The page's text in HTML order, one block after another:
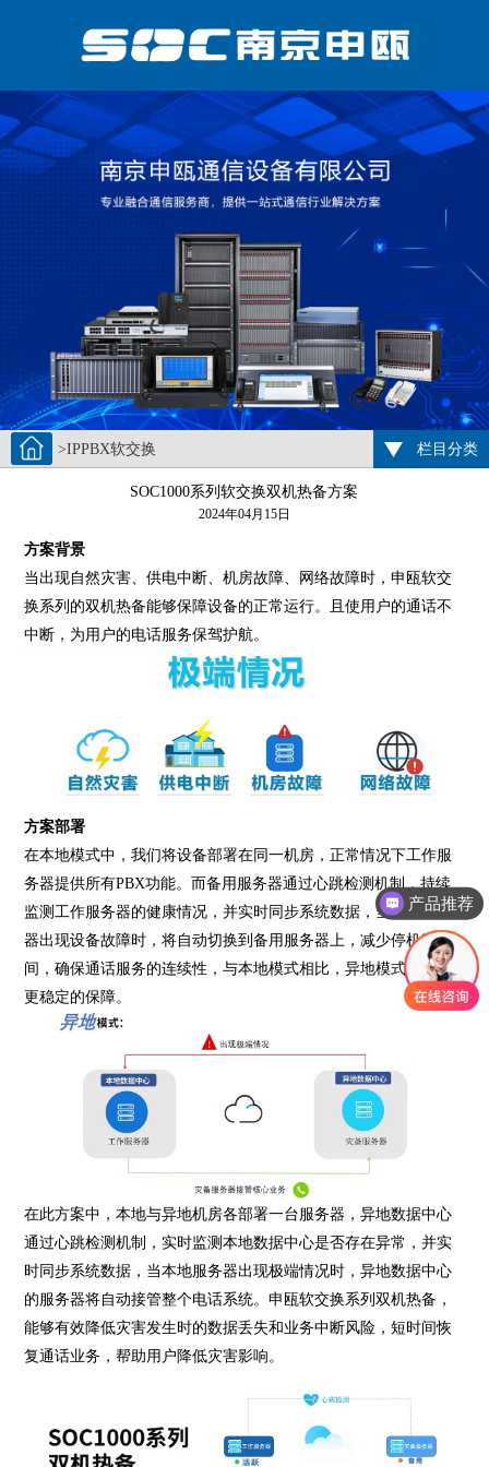
>IPPBX软交换 栏目分类
SOC1000系列软交换双机热备方案
2024年04月15日
方案背景
当出现自然灾害、供电中断、机房故障、网络故障时，申瓯软交
换系列的双机热备能够保障设备的正常运行。且使用户的通话不
中断，为用户的电话服务保驾护航。
方案部署
在本地模式中，我们将设备部署在同一机房，正常情况下工作服
务器提供所有PBX功能。而备用服务器通过心跳检测机制，持续
监测工作服务器的健康情况，并实时同步系统数据，当工作服务
器出现设备故障时，将自动切换到备用服务器上，减少停机时
间，确保通话服务的连续性，与本地模式相比，异地模式提供了
更稳定的保障。
在此方案中，本地与异地机房各部署一台服务器，异地数据中心
通过心跳检测机制，实时监测本地数据中心是否存在异常，并实
时同步系统数据，当本地服务器出现极端情况时，异地数据中心
的服务器将自动接管整个电话系统。申瓯软交换系列双机热备，
能够有效降低灾害发生时的数据丢失和业务中断风险，短时间恢
复通话业务，帮助用户降低灾害影响。
产品推荐